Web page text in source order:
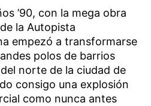
’90, con la mega obra
la Autopista
empezó a transformarse
polos de barrios
norte de la ciudad de
consigo una explosión
como nunca antes